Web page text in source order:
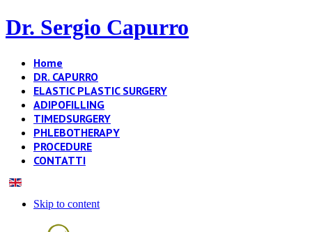
Dr. Sergio Capurro
Home
DR. CAPURRO
ELASTIC PLASTIC SURGERY
ADIPOFILLING
TIMEDSURGERY
PHLEBOTHERAPY
PROCEDURE
CONTATTI
Skip to content